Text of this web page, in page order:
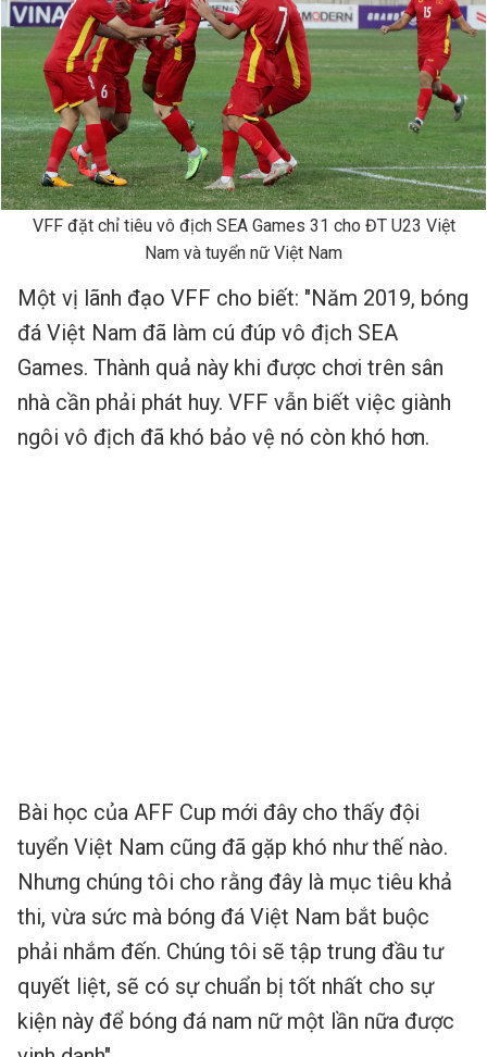
VFF đặt chỉ tiêu vô địch SEA Games 31 cho ĐT U23 Việt
Nam và tuyển nữ Việt Nam
Một vị lãnh đạo VFF cho biết: "Năm 2019, bóng
đá Việt Nam đã làm cú đúp vô địch SEA
Games. Thành quả này khi được chơi trên sân
nhà cần phải phát huy. VFF vẫn biết việc giành
ngôi vô địch đã khó bảo vệ nó còn khó hơn.
Bài học của AFF Cup mới đây cho thấy đội
tuyển Việt Nam cũng đã gặp khó như thế nào.
Nhưng chúng tôi cho rằng đây là mục tiêu khả
thi, vừa sức mà bóng đá Việt Nam bắt buộc
phải nhắm đến. Chúng tôi sẽ tập trung đầu tư
quyết liệt, sẽ có sự chuẩn bị tốt nhất cho sự
kiện này để bóng đá nam nữ một lần nữa được